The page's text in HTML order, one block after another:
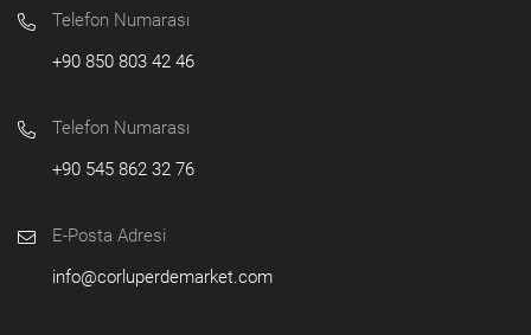
Telefon Numarası
+90 850 803 42 46
Telefon Numarası
+90 545 862 32 76
E-Posta Adresi
info@corluperdemarket.com